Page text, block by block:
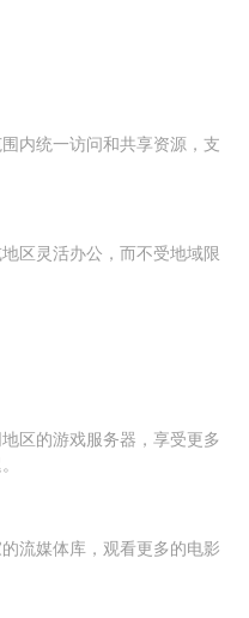
内统一访问和共享资源，支
区灵活办公，而不受地域限
区的游戏服务器，享受更多
流媒体库，观看更多的电影